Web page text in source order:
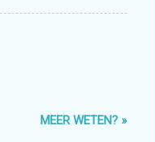
MEER WETEN? »